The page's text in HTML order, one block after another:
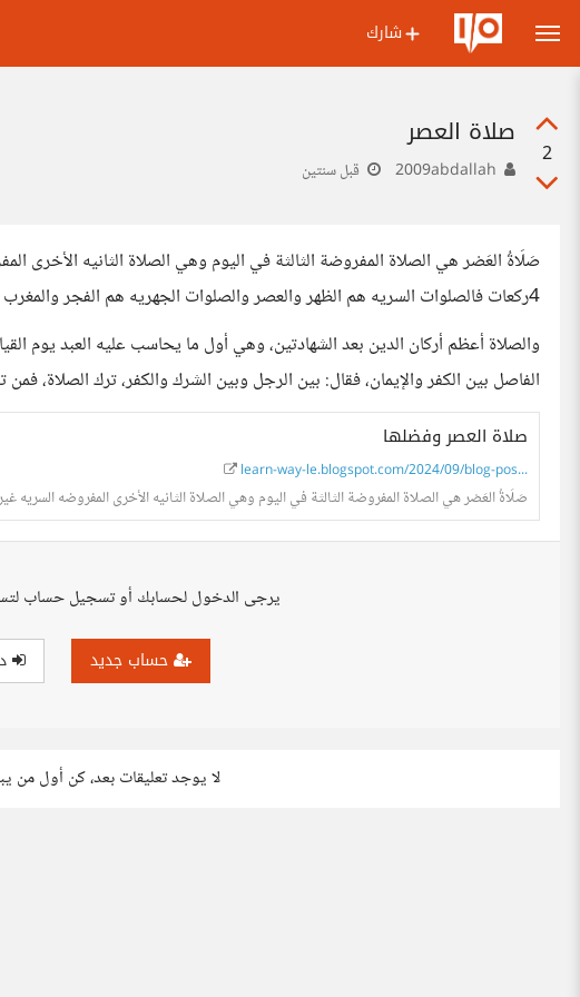
شارك
2
صلاة العصر
قبل سنتين
صَلَاةُ العَصْر هي الصلاة المفروضة الثالثة في اليوم وهي الصلاة الثانيه الأخرى
4ركعات فالصلوات السريه هم الظهر والعصر والصلوات الجهريه هم الفجر والمغرب والعشاء
والصلاة أعظم أركان الدين بعد الشهادتين، وهي أول ما يحاسب عليه العبد يوم
الفاصل بين الكفر والإيمان، فقال: بين الرجل وبين الشرك والكفر، ترك الصلاة، فمن
صلاة العصر وفضلها
learn-way-le.blogspot.com/2024/09/blog-pos...
صَلَاةُ العَصْر هي الصلاة المفروضة الثالثة في اليوم وهي الصلاة الثانيه الأخرى المفروضه السريه غير الظهروعددها 4ركعات فالصلوات
يرجى الدخول لحسابك أو تسجيل حساب
حساب جديد
لا يوجد تعليقات بعد، كن أول من